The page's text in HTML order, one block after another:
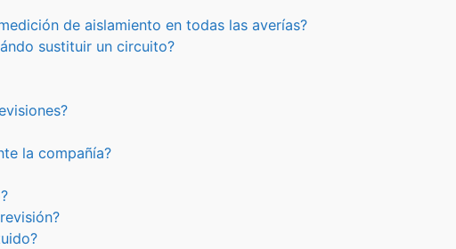
de aislamiento en todas las averías?
sustituir un circuito?
la compañía?